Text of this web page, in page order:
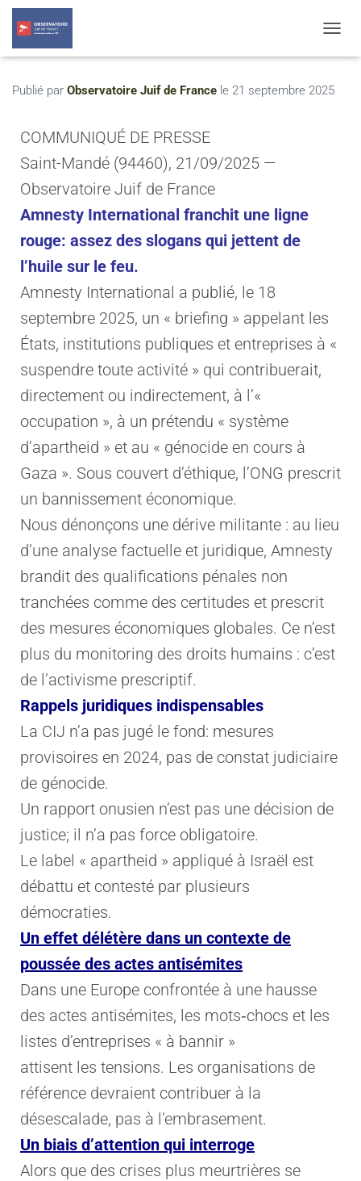
O
G
Publié par Observatoire Juif de France le 21 septembre 2025
COMMUNIQUÉ DE PRESSE
Saint-Mandé (94460), 21/09/2025 —
Observatoire Juif de France
Amnesty International franchit une ligne
rouge: assez des slogans qui jettent de
l’huile sur le feu.
Amnesty International a publié, le 18
septembre 2025, un « briefing » appelant les
États, institutions publiques et entreprises à «
suspendre toute activité » qui contribuerait,
directement ou indirectement, à l’«
occupation », à un prétendu « système
d’apartheid » et au « génocide en cours à
Gaza ». Sous couvert d’éthique, l’ONG prescrit
un bannissement économique.
Nous dénonçons une dérive militante : au lieu
d’une analyse factuelle et juridique, Amnesty
brandit des qualifications pénales non
tranchées comme des certitudes et prescrit
des mesures économiques globales. Ce n’est
plus du monitoring des droits humains : c’est
de l’activisme prescriptif.
Rappels juridiques indispensables
La CIJ n’a pas jugé le fond: mesures
provisoires en 2024, pas de constat judiciaire
de génocide.
Un rapport onusien n’est pas une décision de
justice; il n’a pas force obligatoire.
Le label « apartheid » appliqué à Israël est
débattu et contesté par plusieurs
démocraties.
Un effet délétère dans un contexte de
poussée des actes antisémites
Dans une Europe confrontée à une hausse
des actes antisémites, les mots‑chocs et les
listes d’entreprises « à bannir »
attisent les tensions. Les organisations de
référence devraient contribuer à la
désescalade, pas à l’embrasement.
Un biais d’attention qui interroge
Alors que des crises plus meurtrières se